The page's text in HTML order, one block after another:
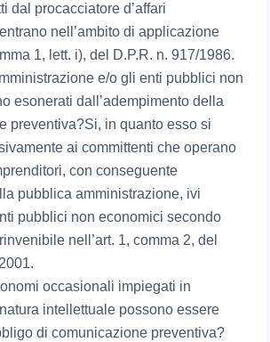
dal procacciatore d’affari
nell’ambito di applicazione
1, lett. i), del D.P.R. n. 917/1986.
e/o gli enti pubblici non
esonerati dall’adempimento della
preventiva?Si, in quanto esso si
ai committenti che operano
con conseguente
pubblica amministrazione, ivi
pubblici non economici secondo
nell’art. 1, comma 2, del
occasionali impiegati in
intellettuale possono essere
di comunicazione preventiva?